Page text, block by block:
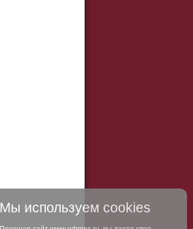
Мы используем cookies